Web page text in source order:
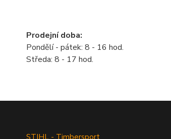
Prodejní doba:
Pondělí - pátek: 8 - 16 hod.
Středa: 8 - 17 hod.
STIHL - Timbersport